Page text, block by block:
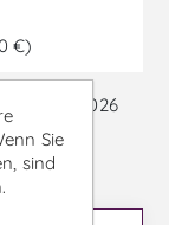
€)
30/09/2026
Sie
sind